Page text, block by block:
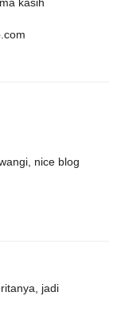
kasih
nice blog
jadi